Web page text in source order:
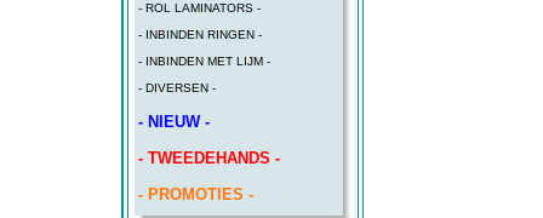
- ROL LAMINATORS -
- INBINDEN RINGEN -
- INBINDEN MET LIJM -
- DIVERSEN -
- NIEUW -
- TWEEDEHANDS -
- PROMOTIES -